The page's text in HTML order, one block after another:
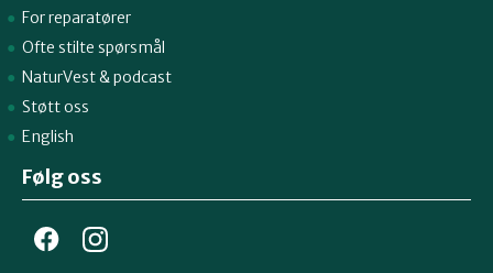
For reparatører
Ofte stilte spørsmål
NaturVest&podcast
Støtt oss
English
Følg oss